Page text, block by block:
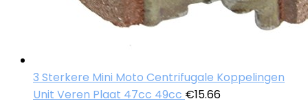
3 Sterkere Mini Moto Centrifugale Koppelingen
Unit Veren Plaat 47cc 49cc €15.66